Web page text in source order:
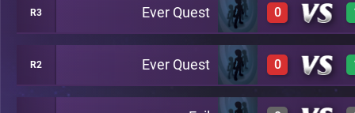
1 A20
R3 Ever Quest 0
0 A24
R2 Ever Quest 0